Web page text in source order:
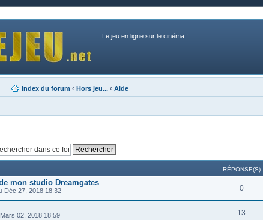
Le jeu en ligne sur le cinéma !
Index du forum ‹ Hors jeu... ‹ Aide
RÉPONSE(S)
mon studio Dreamgates
Déc 27, 2018 18:32 0
02, 2018 18:59 13